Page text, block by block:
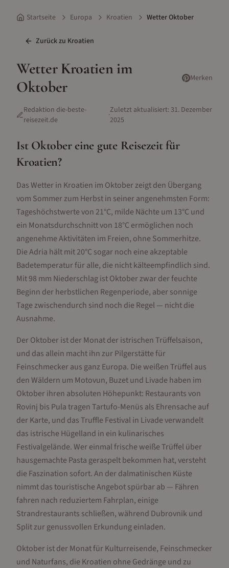
Startseite Europa Kroatien Wetter Oktober
Zurück zu Kroatien
WetterKroatien im
Oktober
Merken
Redaktion die-beste-
reisezeit.de
·Zuletzt aktualisiert: 31. Dezember
2025
Ist Oktobereine gute Reisezeit für
Kroatien?
Das Wetter in Kroatien im Oktober zeigt den Übergang
vom Sommer zum Herbst in seiner angenehmsten Form:
Tageshöchstwerte von 21°C, milde Nächte um 13°C und
ein Monatsdurchschnitt von 18°C ermöglichen noch
angenehme Aktivitäten im Freien, ohne Sommerhitze.
Die Adria hält mit 20°C sogar noch eine akzeptable
Badetemperatur für alle, die nicht kälteempfindlich sind.
Mit 98 mm Niederschlag ist Oktober zwar der feuchte
Beginn der herbstlichen Regenperiode, aber sonnige
Tage zwischendurch sind noch die Regel — nicht die
Ausnahme.
Der Oktober ist der Monat der istrischen Trüffelsaison,
und das allein macht ihn zur Pilgerstätte für
Feinschmecker aus ganz Europa. Die weißen Trüffel aus
den Wäldern um Motovun, Buzet und Livade haben im
Oktober ihren absoluten Höhepunkt: Restaurants von
Rovinj bis Pula tragen Tartufo-Menüs als Ehrensache auf
der Karte, und das Truffle Festival in Livade verwandelt
das istrische Hügelland in ein kulinarisches
Festivalgelände. Wer einmal frische weiße Trüffel über
hausgemachte Pasta geraspelt bekommen hat, versteht
die Faszination sofort. An der dalmatinischen Küste
nimmt das touristische Angebot spürbar ab — Fähren
fahren nach reduziertem Fahrplan, einige
Strandrestaurants schließen, während Dubrovnik und
Split zur genussvollen Erkundung einladen.
Oktober ist der Monat für Kulturreisende, Feinschmecker
und Naturfans, die Kroatien ohne Gedränge und zu